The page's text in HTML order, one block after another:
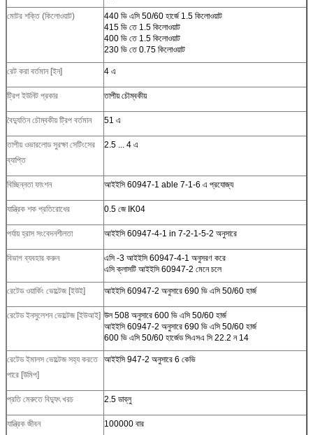
মোটর শক্তি (কিলোওয়াট)
440 ভি এসি 50/60 হার্জে 1.5 কিলোওয়াট
415 ভি তে 1.5 কিলোওয়াট
400 ভি তে 1.5 কিলোওয়াট
230 ভি তে 0.75 কিলোওয়াট
রেট করা বর্তমান [ইন] 4 এ
ট্রিপ ইউনিট প্রকার তাপীয় চৌম্বকীয়
বৈদ্যুতিন চৌম্বকীয় ট্রিপ বর্তমান 51 এ
তাপীয় ওভারলোড সুরক্ষা সেটিংসের
ব্যাপ্তি
2.5 ... 4 এ
বিচ্ছিন্নতা ফাংশন আইইসি 60947-1 able 7-1-6 এ প্রযোজ্য
যান্ত্রিক শক প্রতিরোধের 0.5 জে IK04
পর্যায় হ্রাস সংবেদনশীলতা আইইসি 60947-4-1 in 7-2-1-5-2 অনুসারে
বিভাগ ব্যবহার করুন
এসি -3 আইইসি 60947-4-1 অনুসরণ করে
এসি ক্লাসটি আইইসি 60947-2 মেনে চলে
রেটেড ওয়ার্কিং ভোল্টেজ [ইউই] আইইসি 60947-2 অনুসারে 690 ভি এসি 50/60 হার্জ
রেটেড ইনসুলেশন ভোল্টেজ [ইউআই] উল 508 অনুসারে 600 ভি এসি 50/60 হার্জ
আইইসি 60947-2 অনুসারে 690 ভি এসি 50/60 হার্জ
600 ভি এসি 50/60 হার্জেড সিএসএ সি 22.2 ন 14
রেটেড ইমালস ভোল্টেজ সহ্য করতে
পারে [উমিপ]
আইইসি 947-2 অনুসারে 6 কেভি
প্রতি মেরুতে বিদ্যুৎ খরচ 2.5 ডাব্লু
যান্ত্রিক জীবন 100000 বার